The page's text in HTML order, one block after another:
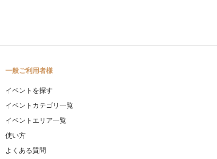
一般ご利用者様
イベントを探す
イベントカテゴリ一覧
イベントエリア一覧
使い方
よくある質問